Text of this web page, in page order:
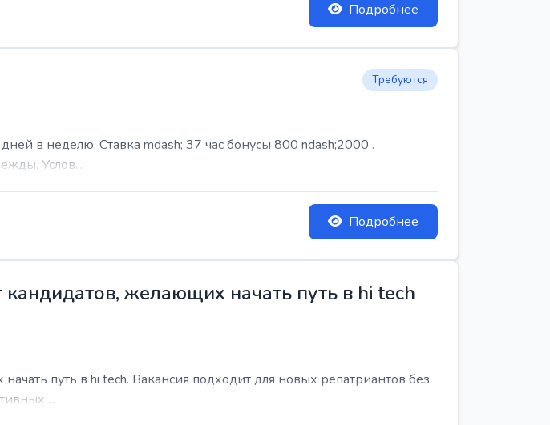
Подробнее
Требуются
в неделю. Ставка mdash; 37 час бонусы 800 ndash;2000 .
Услов...
Подробнее
желающих начать путь в hi tech
путь в hi tech. Вакансия подходит для новых репатриантов без
...